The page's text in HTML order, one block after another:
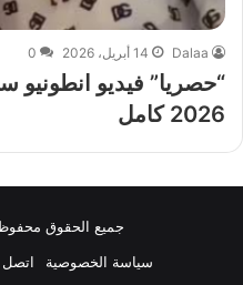
Dalaa 14 أبريل، 2026 0
“حصريا” فيديو انطونيو
2026 كامل
جميع الحقوق
سياسة الخصوصية
اتصل